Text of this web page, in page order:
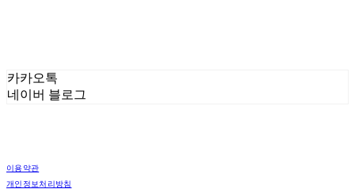
카카오톡
네이버 블로그
이용약관
개인정보처리방침